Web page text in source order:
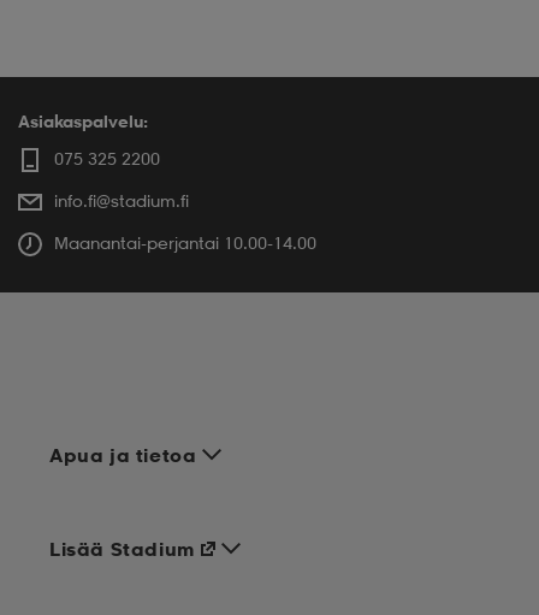
Asiakaspalvelu:
075 325 2200
info.fi@stadium.fi
Maanantai-perjantai 10.00-14.00
Apua ja tietoa
Lisää Stadium